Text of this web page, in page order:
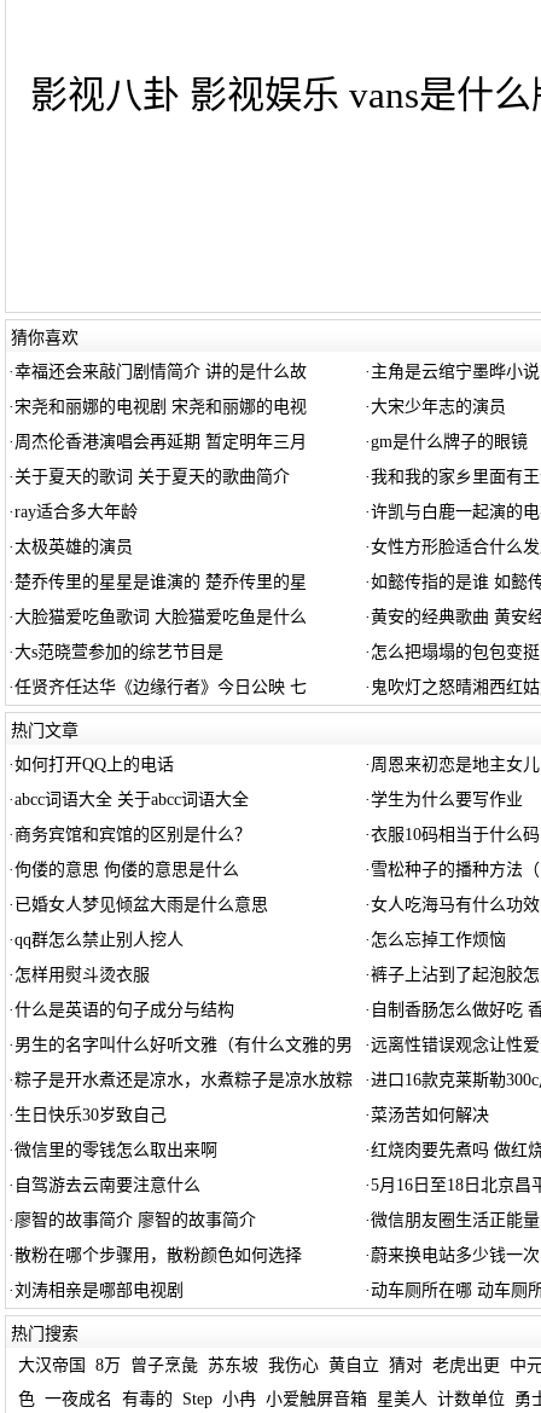
影视八卦 影视娱乐 vans是什
猜你喜欢
·幸福还会来敲门剧情简介 讲的是什么故 · 主角是云绾宁墨晔小
· 宋尧和丽娜的电视剧 宋尧和丽娜的电视 ·大宋少年志的演员
· 周杰伦香港演唱会再延期 暂定明年三月 ·gm是什么牌子的眼镜
· 关于夏天的歌词 关于夏天的歌曲简介 ·我和我的家乡里面有
·ray适合多大年龄 ·许凯与白鹿一起演的
·太极英雄的演员 ·女性方形脸适合什么
·楚乔传里的星星是谁演的 楚乔传里的星 ·如懿传指的是谁 如懿
·大脸猫爱吃鱼歌词 大脸猫爱吃鱼是什么 ·黄安的经典歌曲 黄安
·大s范晓萱参加的综艺节目是 · 怎么把塌塌的包包变挺
·任贤齐任达华《边缘行者》今日公映 七 · 鬼吹灯之怒晴湘西红
热门文章
·如何打开QQ上的电话 · 周恩来初恋是地主女儿
·abcc词语大全 关于abcc词语大全 ·学生为什么要写作业
·商务宾馆和宾馆的区别是什么？ ·衣服10码相当于什么码
·佝偻的意思 佝偻的意思是什么 · 雪松种子的播种方法
· 已婚女人梦见倾盆大雨是什么意思 ·女人吃海马有什么功
·qq群怎么禁止别人挖人 · 怎么忘掉工作烦恼
· 怎样用熨斗烫衣服 ·裤子上沾到了起泡胶
·什么是英语的句子成分与结构 · 自制香肠怎么做好吃
· 男生的名字叫什么好听文雅（有什么文雅的男 ·远离性错误观念让性
·粽子是开水煮还是凉水，水煮粽子是凉水放粽 ·进口16款克莱斯勒
· 生日快乐30岁致自己 ·菜汤苦如何解决
·微信里的零钱怎么取出来啊 ·红烧肉要先煮吗 做红
· 自驾游去云南要注意什么 ·5月16日至18日北京昌
· 廖智的故事简介 廖智的故事简介 ·微信朋友圈生活正能
·散粉在哪个步骤用，散粉颜色如何选择 · 蔚来换电站多少钱一
·刘涛相亲是哪部电视剧 ·动车厕所在哪 动车厕
热门搜索
大汉帝国
8万 曾子烹彘 苏东坡 我伤心 黄自立 猜对 老虎出更
中
色 一夜成名 有毒的 Step 小冉 小爱触屏音箱 星美人 计数单位
勇